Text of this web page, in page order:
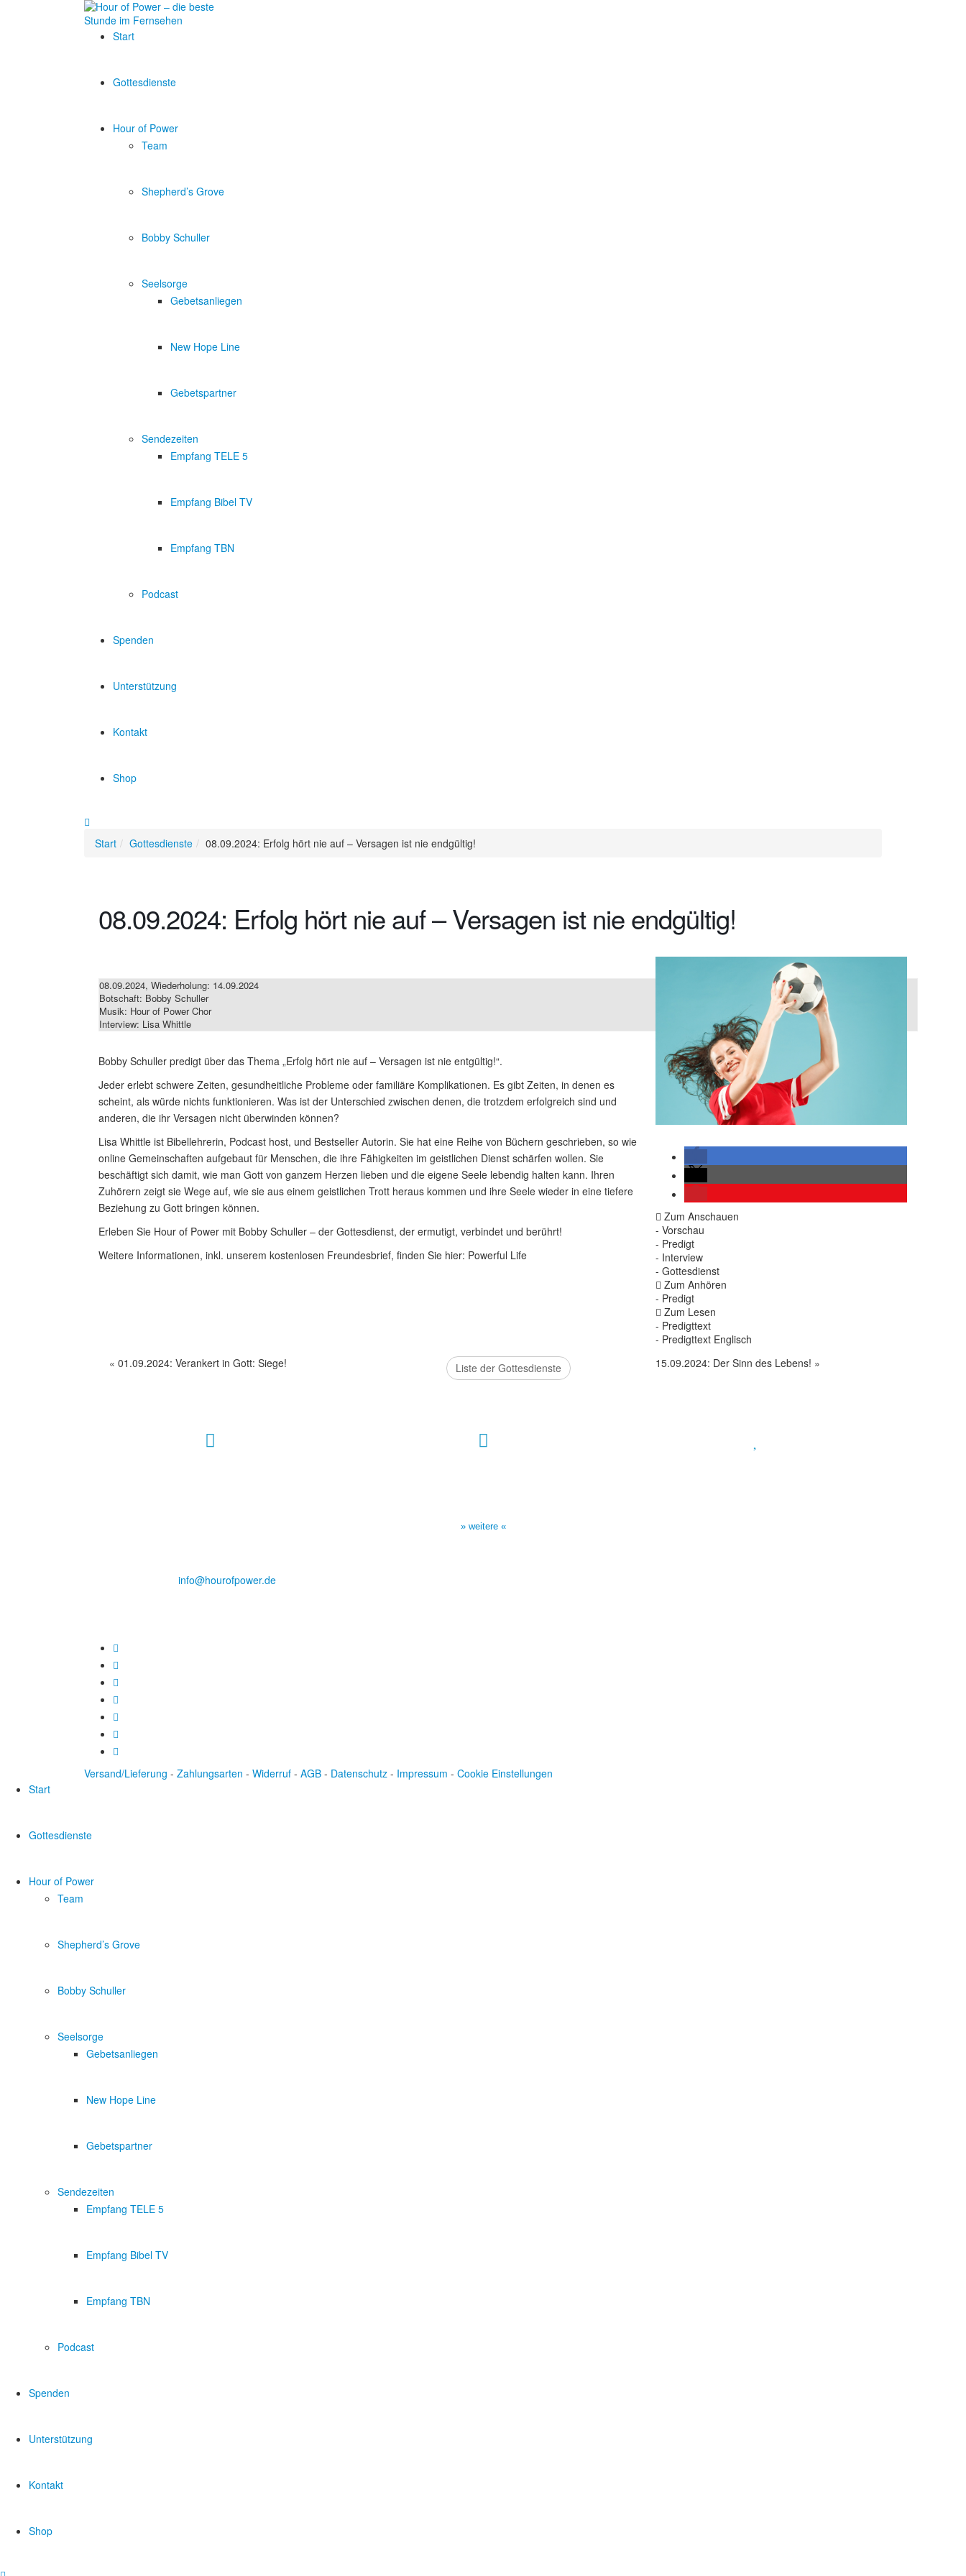
Start
Gottesdienste
Hour of Power
Team
Shepherd’s Grove
Bobby Schuller
Seelsorge
Gebetsanliegen
New Hope Line
Gebetspartner
Sendezeiten
Empfang TELE 5
Empfang Bibel TV
Empfang TBN
Podcast
Spenden
Unterstützung
Kontakt
Shop
Start Gottesdienste 08.09.2024: Erfolg hört nie auf – Versagen ist nie endgültig!
08.09.2024: Erfolg hört nie auf – Versagen ist nie endgültig!
Zum Anschauen
- Vorschau
- Predigt
- Interview
- Gottesdienst
Zum Anhören
- Predigt
Zum Lesen
- Predigttext
- Predigttext Englisch
08.09.2024, Wiederholung: 14.09.2024
Botschaft: Bobby Schuller
Musik: Hour of Power Chor
Interview: Lisa Whittle
Bobby Schuller predigt über das Thema „Erfolg hört nie auf – Versagen ist nie entgültig!“.
Jeder erlebt schwere Zeiten, gesundheitliche Probleme oder familiäre Komplikationen. Es gibt Zeiten, in denen es
scheint, als würde nichts funktionieren. Was ist der Unterschied zwischen denen, die trotzdem erfolgreich sind und
anderen, die ihr Versagen nicht überwinden können?
Lisa Whittle ist Bibellehrerin, Podcast host, und Bestseller Autorin. Sie hat eine Reihe von Büchern geschrieben, so wie
online Gemeinschaften aufgebaut für Menschen, die ihre Fähigkeiten im geistlichen Dienst schärfen wollen. Sie
beschäftigt sich damit, wie man Gott von ganzem Herzen lieben und die eigene Seele lebendig halten kann. Ihren
Zuhörern zeigt sie Wege auf, wie sie aus einem geistlichen Trott heraus kommen und ihre Seele wieder in eine tiefere
Beziehung zu Gott bringen können.
Erleben Sie Hour of Power mit Bobby Schuller – der Gottesdienst, der ermutigt, verbindet und berührt!
Weitere Informationen, inkl. unserem kostenlosen Freundesbrief, finden Sie hier: Powerful Life
« 01.09.2024: Verankert in Gott: Siege! Liste der Gottesdienste 15.09.2024: Der Sinn des Lebens! »
info@hourofpower.de
» weitere «
Versand/Lieferung - Zahlungsarten - Widerruf - AGB - Datenschutz - Impressum - Cookie Einstellungen
Start
Gottesdienste
Hour of Power
Team
Shepherd’s Grove
Bobby Schuller
Seelsorge
Gebetsanliegen
New Hope Line
Gebetspartner
Sendezeiten
Empfang TELE 5
Empfang Bibel TV
Empfang TBN
Podcast
Spenden
Unterstützung
Kontakt
Shop